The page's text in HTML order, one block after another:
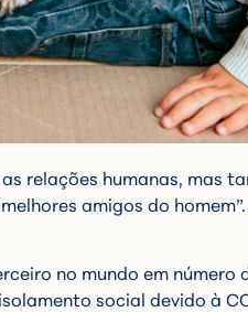
relações humanas, mas
amigos do
no mundo em número
social devido à